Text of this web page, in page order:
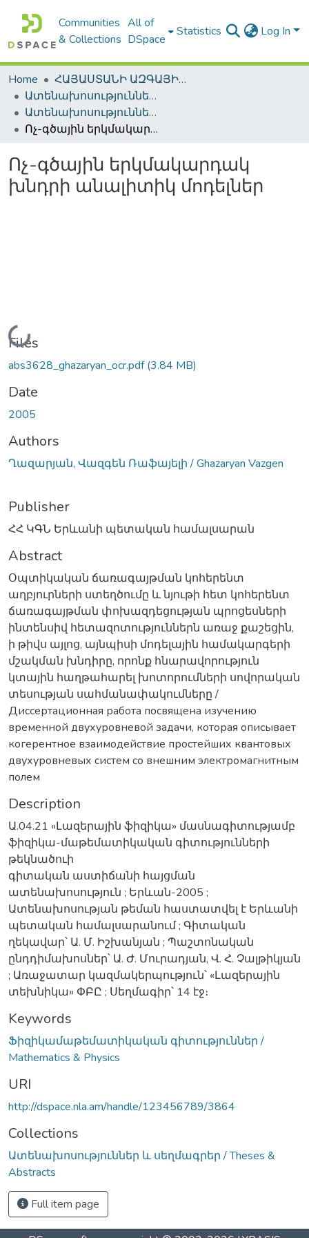
Communities
& Collections
All of
DSpace
Statistics Log In
Home
ՀԱՅԱՍՏԱՆԻ ԱԶԳԱՅԻՆ ԳՐԱԴԱՐԱՆԻ ԹՎԱՅԻՆ ՊԱՀՈՑ / DIGITAL REPOSITORY OF NLA
Ատենախոսություններ և սեղմագրեր / Theses & Abstracts
Ատենախոսություններ և սեղմագրեր / Theses & Abstracts
Ոչ-գծային երկմակարդակ խնդրի անալիտիկ մոդելներ
Ոչ-գծային երկմակարդակ
խնդրի անալիտիկ մոդելներ
Loading...
Files
abs3628_ghazaryan_ocr.pdf(3.84 MB)
Date
2005
Authors
Ղազարյան, Վազգեն Ռաֆայելի / Ghazaryan Vazgen
Publisher
ՀՀ ԿԳՆ Երևանի պետական համալսարան
Abstract
Օպտիկական ճառագայթման կոհերենտ
աղբյուրների ստեղծումը և նյութի հետ կոհերենտ
ճառագայթման փոխազդեցության պրոցեսների
ինտենսիվ հետազոտություններն առաջ քաշեցին,
ի թիվս այլոց, այնպիսի մոդելային համակարգերի
մշակման խնդիրը, որոնք հնարավորություն
կտային հաղթահարել խոտորումների սովորական
տեսության սահմանափակումները /
Диссертационная работа посвящена изучению
временной двухуровневой задачи, которая описывает
когерентное взаимодействие простейших квантовых
двухуровневых систем со внешним электромагнитным
полем
Description
Ա.04.21 «Լազերային ֆիզիկա» մասնագիտությամբ
ֆիզիկա-մաթեմատիկական գիտությունների
թեկնածուի
գիտական աստիճանի հայցման
ատենախոսություն ; Երևան-2005 ;
Ատենախոսության թեման հաստատվել է Երևանի
պետական համալսարանում ; Գիտական
ղեկավար՝ Ա. Մ. Իշխանյան ; Պաշտոնական
ընդդիմախոսներ՝ Ա. Ժ. Մուրադյան, Վ. Հ. Չալթիկյան
; Առաջատար կազմակերպություն՝ «Լազերային
տեխնիկա» ՓԲԸ ; Սեղմագիր՝ 14 էջ։
Keywords
Ֆիզիկամաթեմատիկական գիտություններ /
Mathematics & Physics
URI
http://dspace.nla.am/handle/123456789/3864
Collections
Ատենախոսություններ և սեղմագրեր / Theses &
Abstracts
Full item page